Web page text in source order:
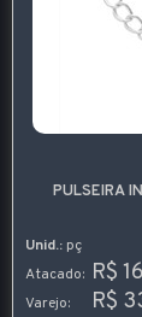
PULSEIRA
Unid.: pç
Atacado: R$
Varejo: R$